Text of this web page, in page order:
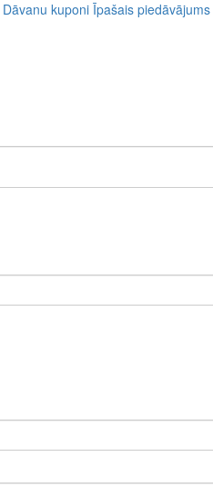
Dāvanu kuponi Īpašais piedāvājums